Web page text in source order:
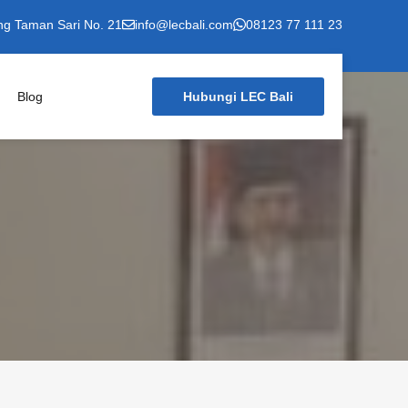
Taman Sari No. 21 info@lecbali.com 08123 77 111 23
Blog Hubungi LEC Bali